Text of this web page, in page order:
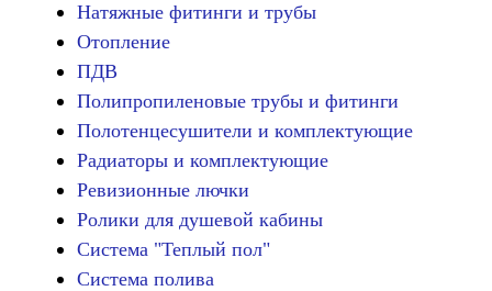
Натяжные фитинги и трубы
Отопление
ПДВ
Полипропиленовые трубы и фитинги
Полотенцесушители и комплектующие
Радиаторы и комплектующие
Ревизионные лючки
Ролики для душевой кабины
Система "Теплый пол"
Система полива